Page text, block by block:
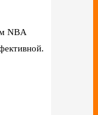
NBA